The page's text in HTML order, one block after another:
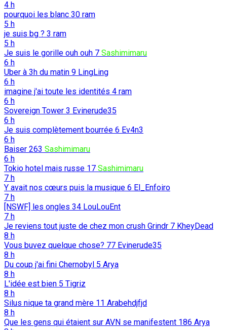
4 h
pourquoi les blanc 30 ram
5 h
je suis bg ? 3 ram
5 h
Je suis le gorille ouh ouh 7 Sashimimaru
6 h
Uber à 3h du matin 9 LingLing
6 h
imagine j'ai toute les identités 4 ram
6 h
Sovereign Tower 3 Evinerude35
6 h
Je suis complètement bourrée 6 Ev4n3
6 h
Baiser 263 Sashimimaru
6 h
Tokio hotel mais russe 17 Sashimimaru
7 h
Y avait nos cœurs puis la musique 6 El_Enfoiro
7 h
[NSWF] les ongles 34 LouLouEnt
7 h
Je reviens tout juste de chez mon crush Grindr 7 KheyDead
8 h
Vous buvez quelque chose? 77 Evinerude35
8 h
Du coup j'ai fini Chernobyl 5 Arya
8 h
L'idée est bien 5 Tigriz
8 h
Silus nique ta grand mère 11 Arabehdjfjd
8 h
Que les gens qui étaient sur AVN se manifestent 186 Arya